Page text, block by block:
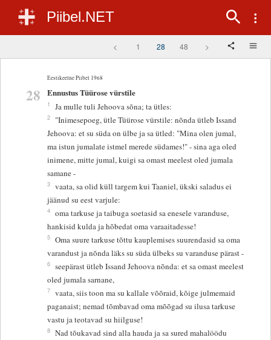
Piibel.NET
< 1 28 48 >
Eestikeelne Piibel 1968
28 Ennustus Tüürose vürstile
1 Ja mulle tuli Jehoova sõna; ta ütles:
2
"Inimesepoeg, ütle Tüürose vürstile: nõnda ütleb Issand
Jehoova: et su süda on ülbe ja sa ütled: "Mina olen jumal,
ma istun jumalate istmel merede südames!" - sina aga oled
inimene, mitte jumal, kuigi sa omast meelest oled jumala
samane -
3 vaata, sa olid küll targem kui Taaniel, ükski saladus ei
jäänud su eest varjule:
4 oma tarkuse ja taibuga soetasid sa enesele varanduse,
hankisid kulda ja hõbedat oma varaaitadesse!
5 Oma suure tarkuse tõttu kauplemises suurendasid sa oma
varandust ja nõnda läks su süda ülbeks su varanduse pärast -
6 seepärast ütleb Issand Jehoova nõnda: et sa omast meelest
oled jumala sarnane,
7 vaata, siis toon ma su kallale võõraid, kõige julmemaid
paganaist; nemad tõmbavad oma mõõgad su ilusa tarkuse
vastu ja teotavad su hiilguse!
8 Nad tõukavad sind alla hauda ja sa sured mahalöödu